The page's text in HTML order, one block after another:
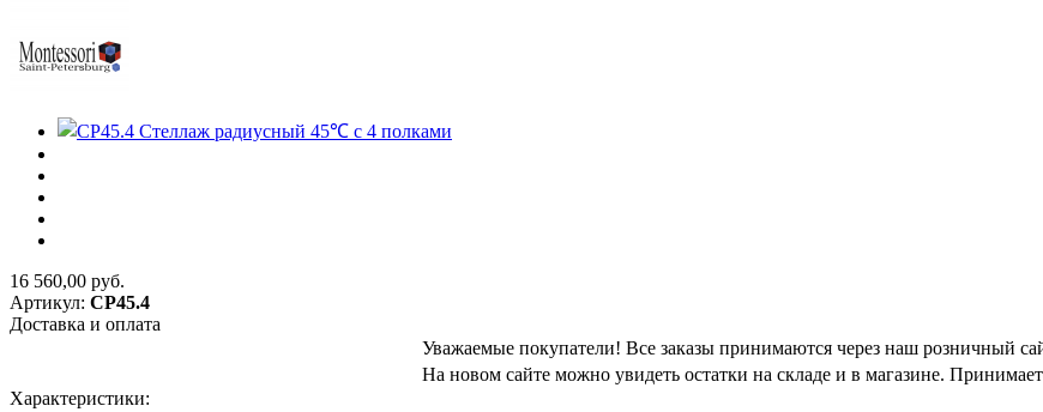
16 560,00 руб.
Артикул: СР45.4
Доставка и оплата
Уважаемые покупатели! Все заказы принимаются через наш розничный
На новом сайте можно увидеть остатки на складе и в магазине.
Характеристики: